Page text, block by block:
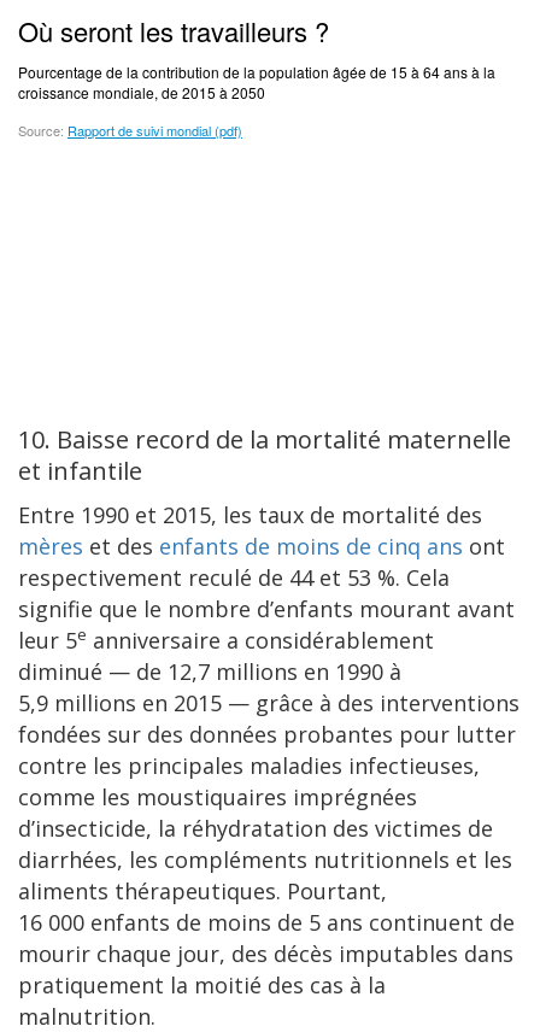
10. Baisse record de la mortalité maternelle
et infantile
Entre 1990 et 2015, les taux de mortalité des
mères et des enfants de moins de cinq ans ont
respectivement reculé de 44 et 53 %. Cela
signifie que le nombre d’enfants mourant avant
leur 5e anniversaire a considérablement
diminué — de 12,7 millions en 1990 à
5,9 millions en 2015 — grâce à des interventions
fondées sur des données probantes pour lutter
contre les principales maladies infectieuses,
comme les moustiquaires imprégnées
d’insecticide, la réhydratation des victimes de
diarrhées, les compléments nutritionnels et les
aliments thérapeutiques. Pourtant,
16 000 enfants de moins de 5 ans continuent de
mourir chaque jour, des décès imputables dans
pratiquement la moitié des cas à la
malnutrition.